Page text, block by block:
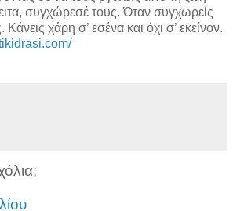
συγχώρεσέ τους. Όταν συγχωρείς
Κάνεις χάρη σ’ εσένα και όχι σ’ εκείνον.